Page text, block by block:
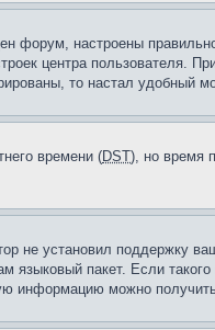
форум, настроены
центра пользователя.
то настал удобный
времени (DST), но время
не установил
языковый пакет. Если
информацию можно